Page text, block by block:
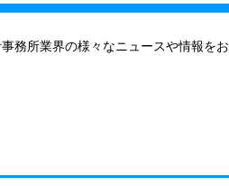
務所業界の様々なニュースや情報をお